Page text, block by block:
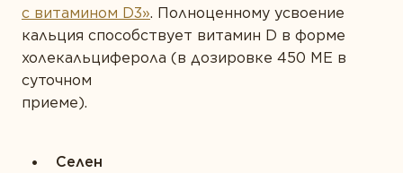
с витамином D3». Полноценному усвоение
кальция способствует витамин D в форме
холекальциферола (в дозировке 450 МЕ в
суточном
Селен